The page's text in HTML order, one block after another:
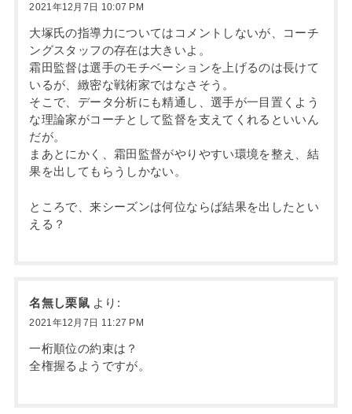
2021年12月7日 10:07 PM
大塚氏の指導力についてはコメントしないが、コーチ
ングスタッフの存在は大きいよ。
霜田監督は選手のモチベーションを上げるのは長けて
いるが、緻密な戦術家ではなさそう。
そこで、データ分析にも精通し、選手が一目置くよう
な理論家がコーチとして監督を支えてくれるといいん
だが。
まあとにかく、霜田監督がやりやすい環境を整え、結
果を出してもらうしかない。
ところで、来シーズンは何位ならば結果を出したとい
える？
名無し栗鼠 より:
2021年12月7日 11:27 PM
一桁順位の約束は？
全権握るようですが。